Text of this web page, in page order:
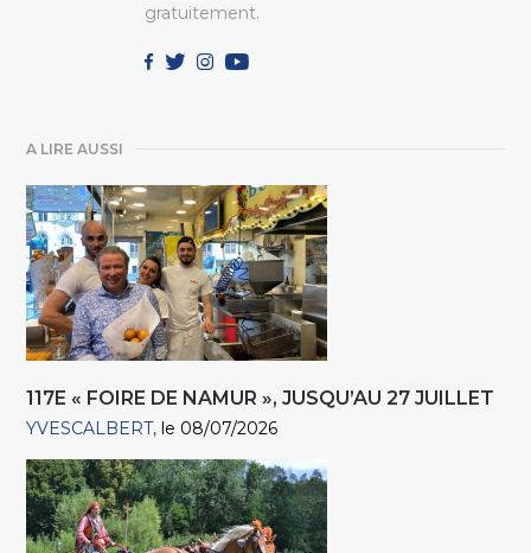
gratuitement.
A LIRE AUSSI
117E « FOIRE DE NAMUR », JUSQU’AU 27 JUILLET
YVESCALBERT le 08/07/2026